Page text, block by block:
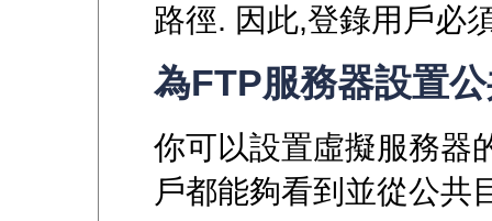
路徑. 因此,登錄用戶必
為FTP服務器設置
你可以設置虛擬服務器
戶都能夠看到並從公共